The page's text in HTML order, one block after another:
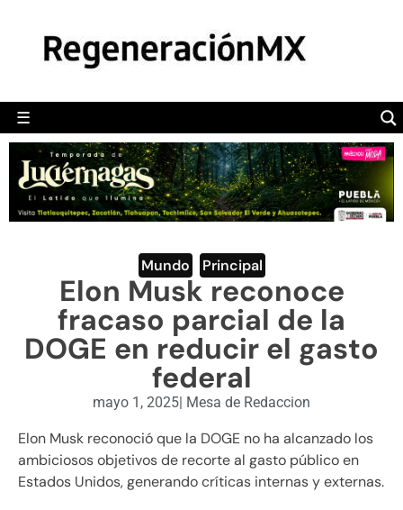
☰
POLÍTICA
CAMALEÓN
OPINIÓN
DEPORTES
ENGLISH SECTION
VIDEOS
Mundo Principal
Elon Musk reconoce
fracaso parcial de la
DOGE en reducir el gasto
federal
mayo 1, 2025| Mesa de Redaccion
Elon Musk reconoció que la DOGE no ha alcanzado los
ambiciosos objetivos de recorte al gasto público en
Estados Unidos, generando críticas internas y externas.